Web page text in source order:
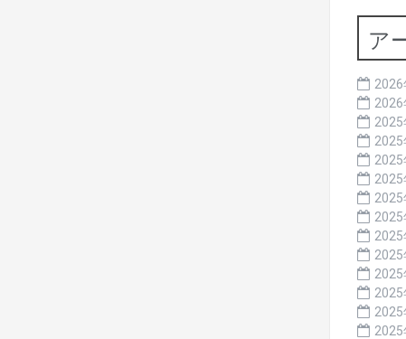
ア
2026
2026
2025
2025
2025
2025
2025
2025
2025
2025
2025
2025
2025
2025